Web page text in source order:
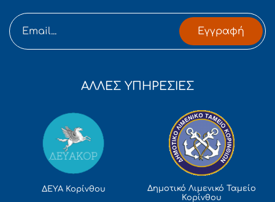
Εγγραφή
ΑΛΛΕΣ ΥΠΗΡΕΣΙΕΣ
ΔΕΥΑ Κορίνθου
Δημοτικό Λιμενικό Ταμείο
Κορίνθου